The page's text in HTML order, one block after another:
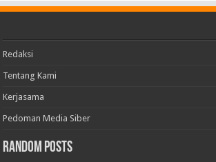
Redaksi
Tentang Kami
Kerjasama
Pedoman Media Siber
Random Posts